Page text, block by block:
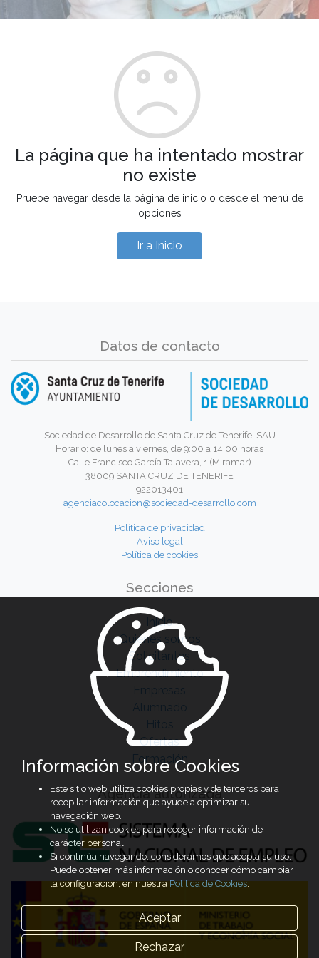
La página que ha intentado mostrar
no existe
Pruebe navegar desde la página de inicio o desde el menú de
opciones
Ir a Inicio
Datos de contacto
Sociedad de Desarrollo de Santa Cruz de Tenerife, SAU
Horario: de lunes a viernes, de 9:00 a 14:00 horas
Calle Francisco García Talavera, 1 (Miramar)
38009 SANTA CRUZ DE TENERIFE
922013401
agenciacolocacion@sociedad-desarrollo.com
Política de privacidad
Aviso legal
Política de cookies
Secciones
Inicio
Quiénes somos
Solicitantes
Emprendimiento
Empresas
Alumnado
Hitos
Ofertas
Formación
Agencia autorizada
Información sobre Cookies
Este sitio web utiliza cookies propias y de terceros para
recopilar información que ayude a optimizar su
navegación web.
No se utilizan cookies para recoger información de
carácter personal.
Si continúa navegando, consideramos que acepta su uso.
Puede obtener más información o conocer cómo cambiar
la configuración, en nuestraPolítica de Cookies.
Aceptar
Rechazar